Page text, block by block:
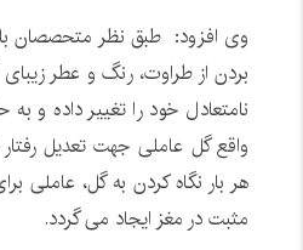
وی افزود: طبق نظر متحصصان
بردن از طراوت، رنگ و عطر
نامتعادل خود را تغییر داده و به
واقع گل عاملى جهت تعدیل
هر بار نگاه کردن به گل، عاملى
مثبت در مغز ایجاد می گردد.